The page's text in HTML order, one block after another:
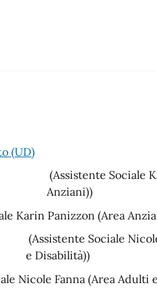
(UD)
(Assistente Sociale
Anziani))
Karin Panizzon (Area
(Assistente Sociale
e Disabilità))
Nicole Fanna (Area Adulti